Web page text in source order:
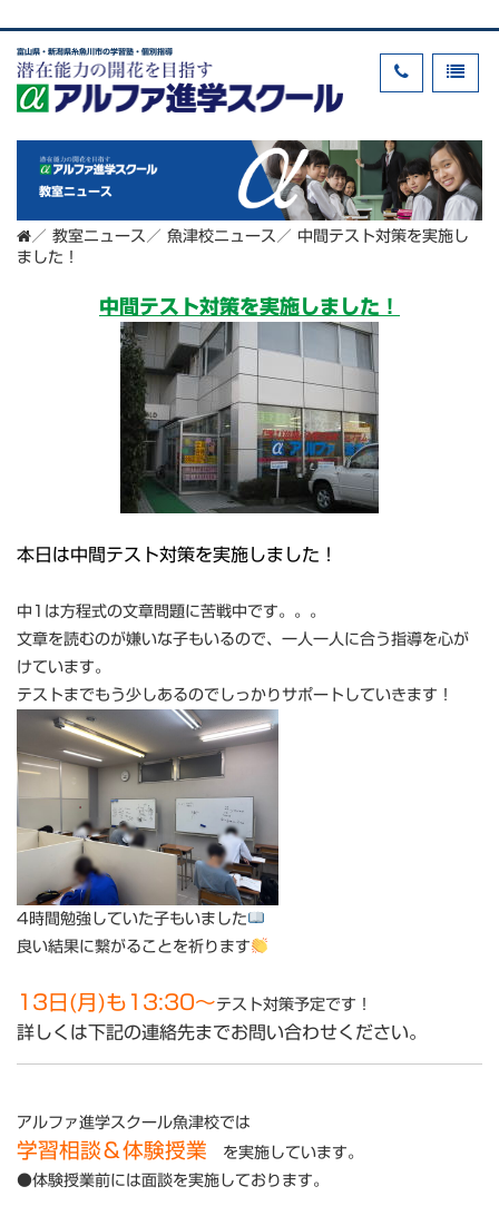
富山県・新潟県糸魚川市の学習塾・個別指導
教室ニュース
／ 教室ニュース ／ 魚津校ニュース ／ 中間テスト対策を実施し
ました！
中間テスト対策を実施しました！
本日は中間テスト対策を実施しました！
中1は方程式の文章問題に苦戦中です。。。
文章を読むのが嫌いな子もいるので、一人一人に合う指導を心が
けています。
テストまでもう少しあるのでしっかりサポートしていきます！
4時間勉強していた子もいました
良い結果に繋がることを祈ります
13日(月)も13:30～テスト対策予定です！
詳しくは下記の連絡先までお問い合わせください。
アルファ進学スクール魚津校では
学習相談＆ 体験授業
を実施しています。
●体験授業前には面談を実施しております。